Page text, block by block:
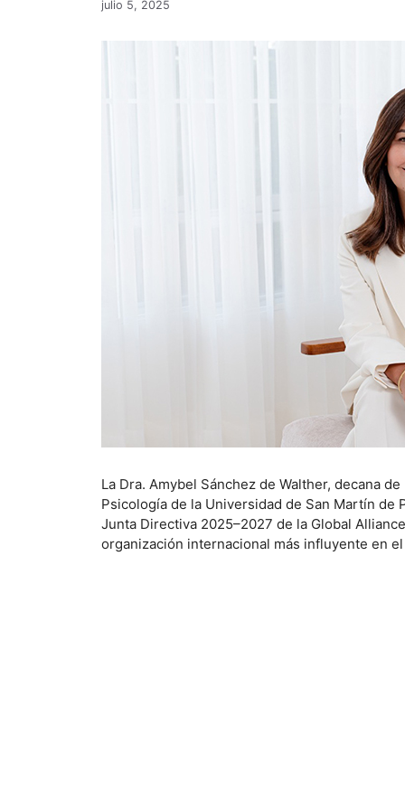
julio 5, 2025
La Dra. Amybel Sánchez de Walther, decana
Psicología de la Universidad de San Martín
Junta Directiva 2025–2027 de la Global
organización internacional más influyente en